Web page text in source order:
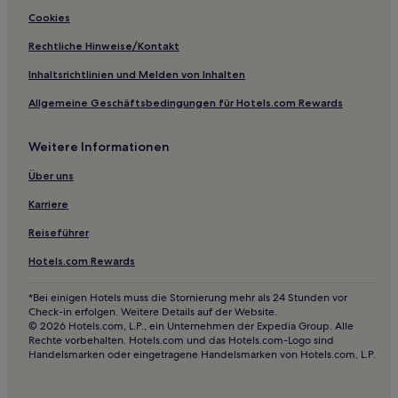
Butia Zentrum: Hotels
Garten der Hortensien: Hotels
Santa Rita: Hotels
Forqueta: Hotels
São Jerônimo Zentrum: Hotels
Drei Marien: Hotels
Casca Hotels
Santa Rita: Hotels
Pousada da Neve: Hotels
Progresso Hotels
Sanvitto: Hotels
Hotels nahe Museu Público Municipal
Santa Albina: Hotels
Cookies
Rechtliche Hinweise/Kontakt
Inhaltsrichtlinien und Melden von Inhalten
Allgemeine Geschäftsbedingungen für Hotels.com Rewards
Weitere Informationen
Über uns
Karriere
Reiseführer
Hotels.com Rewards
*Bei einigen Hotels muss die Stornierung mehr als 24 Stunden vor
Check-in erfolgen. Weitere Details auf der Website.
© 2026 Hotels.com, L.P., ein Unternehmen der Expedia Group. Alle
Rechte vorbehalten. Hotels.com und das Hotels.com-Logo sind
Handelsmarken oder eingetragene Handelsmarken von Hotels.com, L.P.